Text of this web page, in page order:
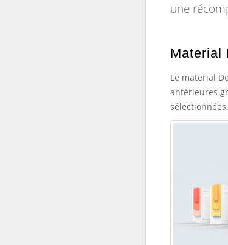
une
Material
Le material
antérieures
sélectionnées.